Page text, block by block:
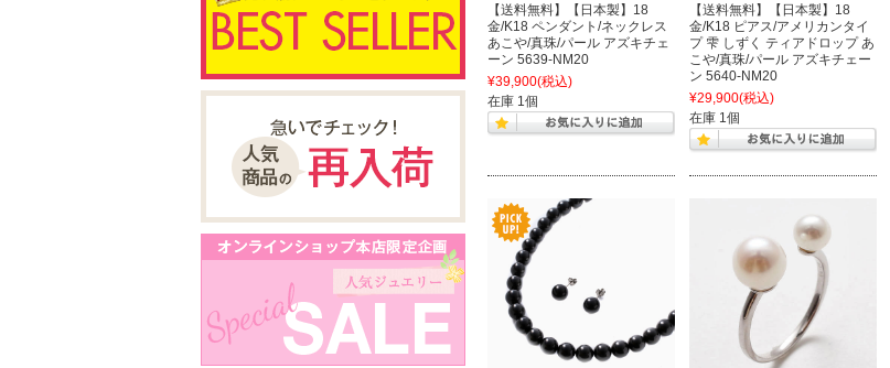
【送料無料】【日本製】18
金/K18 ペンダント/ネックレス
あこや/真珠/パール アズキチェ
ーン 5639-NM20
¥39,900(税込)
在庫 1個
【送料無料】【日本製】18
金/K18 ピアス/アメリカンタイ
プ 雫 しずく ティアドロップ あ
こや/真珠/パール アズキチェー
ン 5640-NM20
¥29,900(税込)
在庫 1個